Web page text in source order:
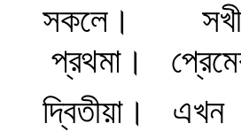
সকলে।
প্রথমা।
দ্বিতীয়া।
এখন